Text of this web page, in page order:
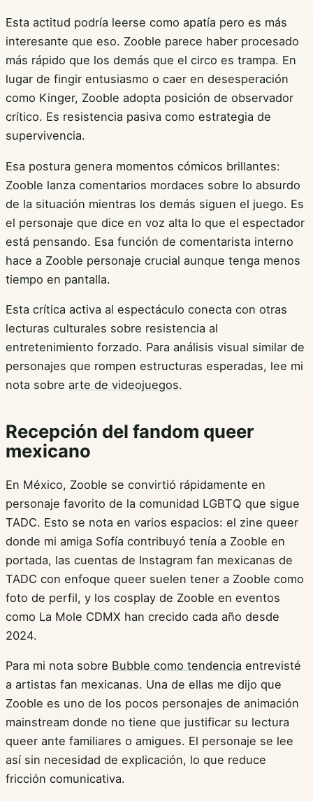
Esta actitud podría leerse como apatía pero es más
interesante que eso. Zooble parece haber procesado
más rápido que los demás que el circo es trampa. En
lugar de fingir entusiasmo o caer en desesperación
como Kinger, Zooble adopta posición de observador
crítico. Es resistencia pasiva como estrategia de
supervivencia.
Esa postura genera momentos cómicos brillantes:
Zooble lanza comentarios mordaces sobre lo absurdo
de la situación mientras los demás siguen el juego. Es
el personaje que dice en voz alta lo que el espectador
está pensando. Esa función de comentarista interno
hace a Zooble personaje crucial aunque tenga menos
tiempo en pantalla.
Esta crítica activa al espectáculo conecta con otras
lecturas culturales sobre resistencia al
entretenimiento forzado. Para análisis visual similar de
personajes que rompen estructuras esperadas, lee mi
nota sobre arte de videojuegos.
Recepción del fandom queer
mexicano
En México, Zooble se convirtió rápidamente en
personaje favorito de la comunidad LGBTQ que sigue
TADC. Esto se nota en varios espacios: el zine queer
donde mi amiga Sofía contribuyó tenía a Zooble en
portada, las cuentas de Instagram fan mexicanas de
TADC con enfoque queer suelen tener a Zooble como
foto de perfil, y los cosplay de Zooble en eventos
como La Mole CDMX han crecido cada año desde
2024.
Para mi nota sobre Bubble como tendencia entrevisté
a artistas fan mexicanas. Una de ellas me dijo que
Zooble es uno de los pocos personajes de animación
mainstream donde no tiene que justificar su lectura
queer ante familiares o amigues. El personaje se lee
así sin necesidad de explicación, lo que reduce
fricción comunicativa.